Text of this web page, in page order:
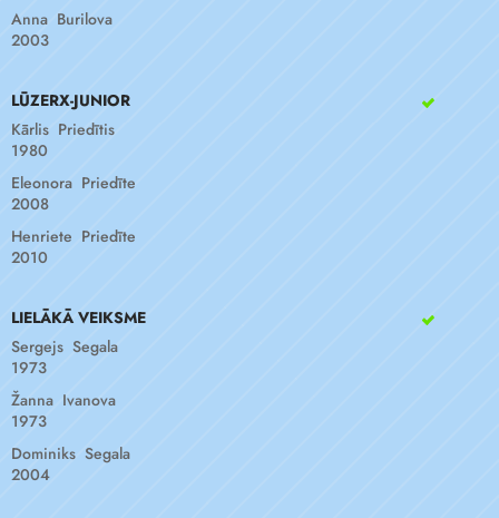
Anna Burilova
2003
LŪZERX-JUNIOR
Kārlis Priedītis
1980
Eleonora Priedīte
2008
Henriete Priedīte
2010
LIELĀKĀ VEIKSME
Sergejs Segala
1973
Žanna Ivanova
1973
Dominiks Segala
2004